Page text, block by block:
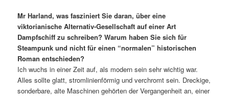
Mr Harland, was fasziniert Sie daran, über eine
viktorianische Alternativ-Gesellschaft auf einer Art
Dampfschiff zu schreiben? Warum haben Sie sich für
Steampunk und nicht für einen “normalen” historischen
Roman entschieden?
Ich wuchs in einer Zeit auf, als modern sein sehr wichtig war.
Alles sollte glatt, stromlinienförmig und verchromt sein. Dreckige,
sonderbare, alte Maschinen gehörten der Vergangenheit an, einer